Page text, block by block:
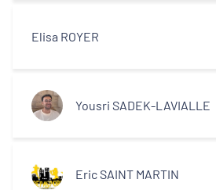
Elisa ROYER
Yousri SADEK-LAVIALLE
Eric SAINT MARTIN